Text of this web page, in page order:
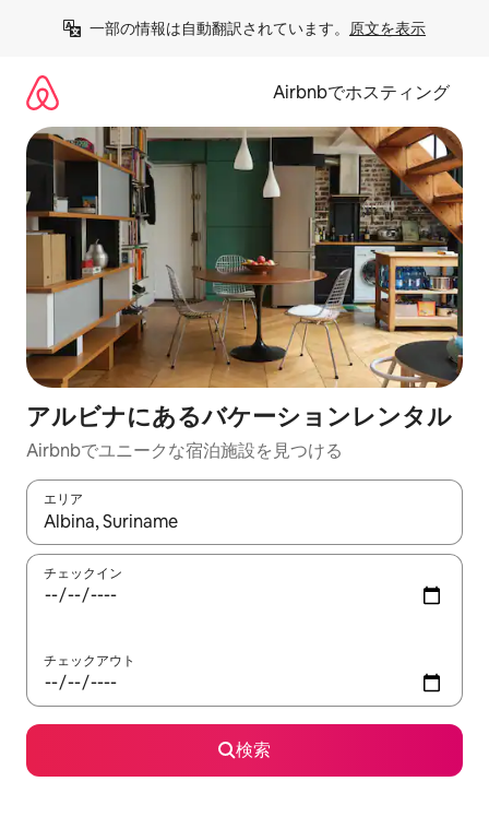
一部の情報は自動翻訳されています。 原文を表示
Airbnbでホスティング
アルビナにあるバケーションレンタル
Airbnbでユニークな宿泊施設を見つける
エリア
検索結果が表示されたら、上下の矢印キーを使って移動するか
チェックイン
チェックアウト
検索